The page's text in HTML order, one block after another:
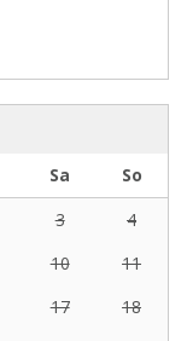
Sa
So
3
4
10
11
17
18